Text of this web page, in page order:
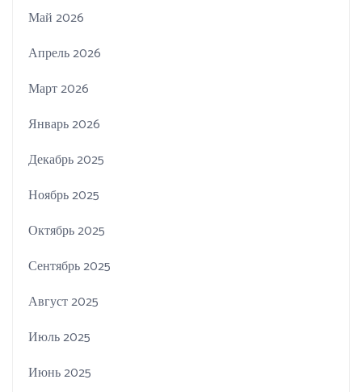
Май 2026
Апрель 2026
Март 2026
Январь 2026
Декабрь 2025
Ноябрь 2025
Октябрь 2025
Сентябрь 2025
Август 2025
Июль 2025
Июнь 2025